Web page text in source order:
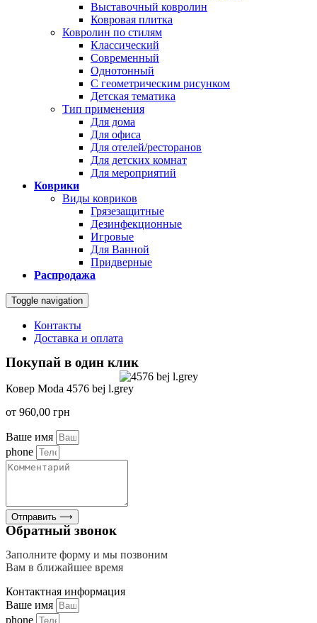
Выставочный ковролин
Ковровая плитка
Ковролин по стилям
Классический
Современный
Однотонный
С геометрическим рисунком
Детская тематика
Тип применения
Для дома
Для офиса
Для отелей/ресторанов
Для детских комнат
Для мероприятий
Коврики
Виды ковриков
Грязезащитные
Дезинфекционные
Игровые
Для Ванной
Придверные
Распродажа
Toggle navigation
Контакты
Доставка и оплата
Покупай в один клик
Ковер Moda 4576 bej l.grey
от 960,00 грн
Ваше имя
phone
Отправить ⟶
Обратный звонок
Заполните форму и мы позвоним
Вам в ближайшее время
Контактная информация
Ваше имя
phone